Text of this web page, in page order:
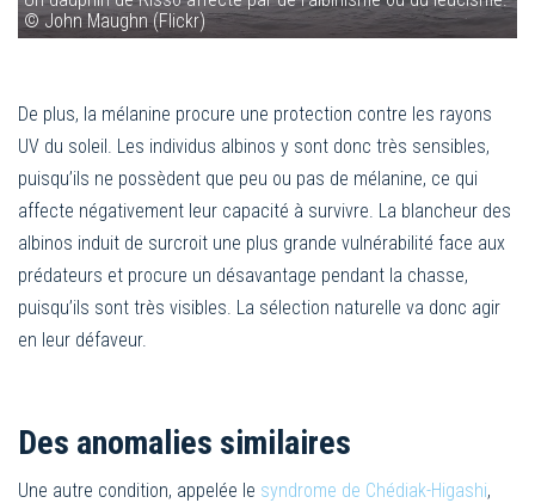
© John Maughn (Flickr)
De plus, la mélanine procure une protection contre les rayons
UV du soleil. Les individus albinos y sont donc très sensibles,
puisqu’ils ne possèdent que peu ou pas de mélanine, ce qui
affecte négativement leur capacité à survivre. La blancheur des
albinos induit de surcroit une plus grande vulnérabilité face aux
prédateurs et procure un désavantage pendant la chasse,
puisqu’ils sont très visibles. La sélection naturelle va donc agir
en leur défaveur.
Des anomalies similaires
Une autre condition, appelée le syndrome de Chédiak-Higashi,